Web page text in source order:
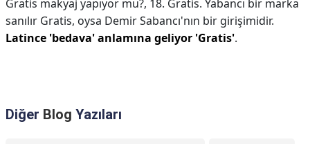
Gratis makyaj yapıyor mu?, 18. Gratis. Yabancı bir marka
sanılır Gratis, oysa Demir Sabancı'nın bir girişimidir.
Latince 'bedava' anlamına geliyor 'Gratis'.
Diğer Blog Yazıları